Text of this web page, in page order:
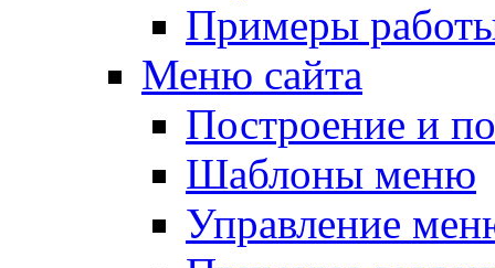
Примеры
Меню сайта
Построение и
Шаблоны меню
Управление